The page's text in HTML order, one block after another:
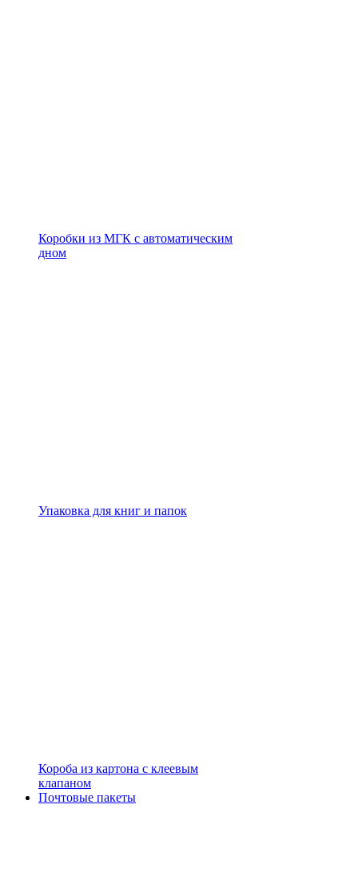
Коробки из МГК с автоматическим
дном
Упаковка для книг и папок
Короба из картона с клеевым
клапаном
Почтовые пакеты